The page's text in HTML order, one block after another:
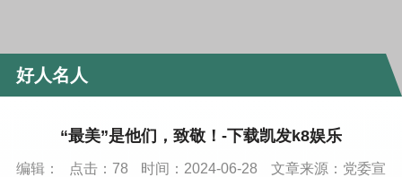
好人名人
“最美”是他们，致敬！-下载凯发k8娱乐
编辑： 点击： 78 时间：2024-06-28
文章来源：党委宣